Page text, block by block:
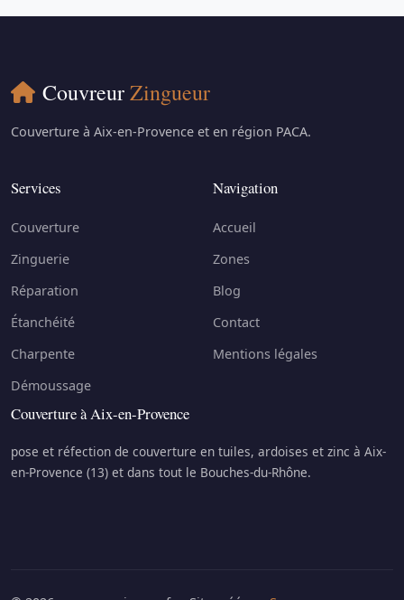
CouvreurZingueur
Couverture à Aix-en-Provence et en région PACA.
Services
Couverture
Zinguerie
Réparation
Étanchéité
Charpente
Démoussage
Navigation
Accueil
Zones
Blog
Contact
Mentions légales
Couverture à Aix-en-Provence
pose et réfection de couverture en tuiles, ardoises et zinc à Aix-
en-Provence (13) et dans tout le Bouches-du-Rhône.